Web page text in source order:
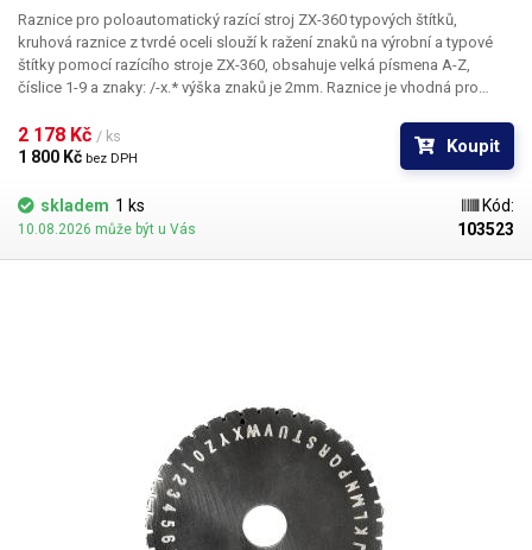
Raznice pro poloautomatický razící stroj ZX-360 typových štítků,
kruhová raznice z tvrdé oceli slouží k ražení znaků na výrobní a typové
štítky pomocí razícího stroje ZX-360, obsahuje velká písmena A-Z,
číslice 1-9 a znaky: /-x.* výška znaků je 2mm. Raznice je vhodná pro
2 178 Kč / ks
1 800 Kč bez DPH
Koupit
skladem 1 ks
10.08.2026 může být u Vás
Kód:
103523